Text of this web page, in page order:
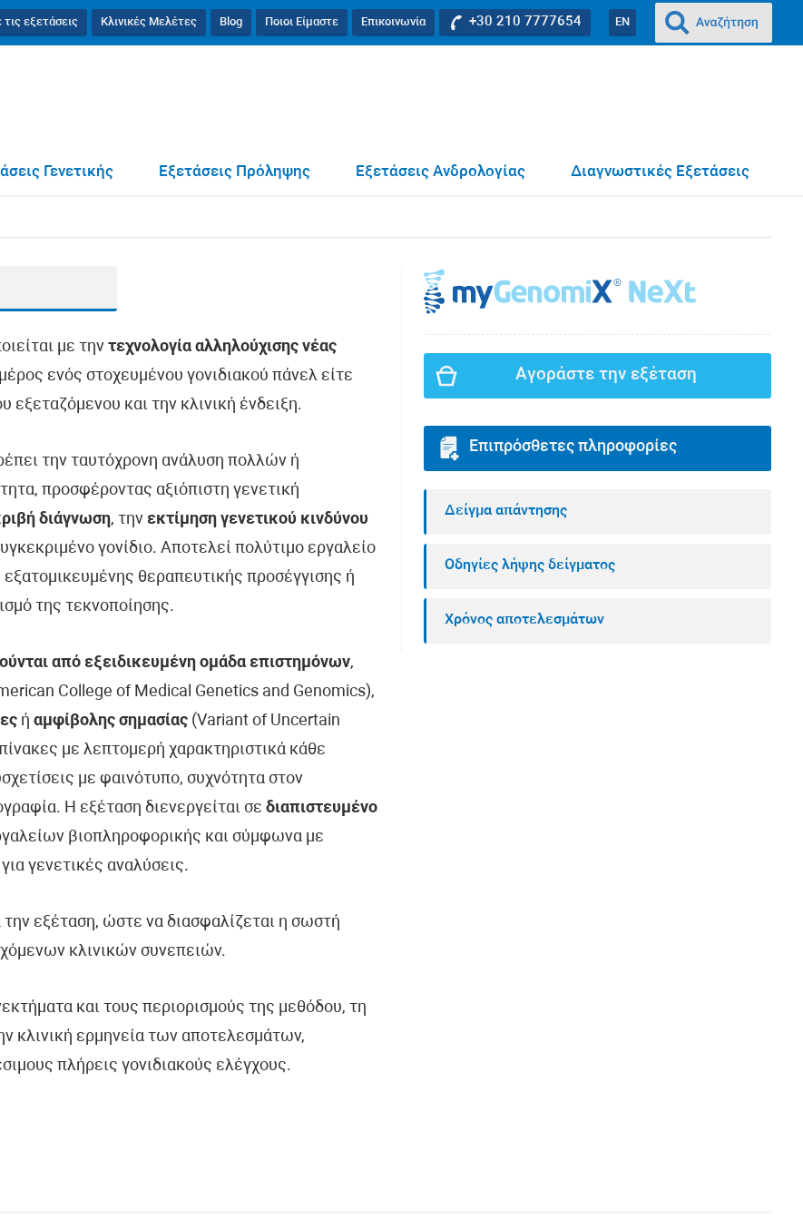
EN
+30 210 7777654
Επικοινωνία
Ποιοι Είμαστε
Blog
Κλινικές Μελέτες
εξετάσεις
Διαγνωστικές Εξετάσεις
Εξετάσεις Ανδρολογίας
Εξετάσεις Πρόληψης
Γενετικής
με την τεχνολογία αλληλούχισης νέας
ενός στοχευμένου γονιδιακού πάνελ είτε
και την κλινική ένδειξη.
την ταυτόχρονη ανάλυση πολλών ή
προσφέροντας αξιόπιστη γενετική
διάγνωση, την εκτίμηση γενετικού κινδύνου
γονίδιο. Αποτελεί πολύτιμο εργαλείο
θεραπευτικής προσέγγισης ή
της τεκνοποίησης.
από εξειδικευμένη ομάδα επιστημόνων,
College of Medical Genetics and Genomics),
ή αμφίβολης σημασίας(Variant of Uncertain
με λεπτομερή χαρακτηριστικά κάθε
με φαινότυπο, συχνότητα στον
Η εξέταση διενεργείται σε διαπιστευμένο
βιοπληροφορικής και σύμφωνα με
γενετικές αναλύσεις.
την εξέταση, ώστε να διασφαλίζεται η σωστή
κλινικών συνεπειών.
και τους περιορισμούς της μεθόδου, τη
κλινική ερμηνεία των αποτελεσμάτων,
πλήρεις γονιδιακούς ελέγχους.
Αγοράστε την εξέταση
Επιπρόσθετες πληροφορίες
Δείγμα απάντησης
Οδηγίες λήψης δείγματος
Χρόνος αποτελεσμάτων